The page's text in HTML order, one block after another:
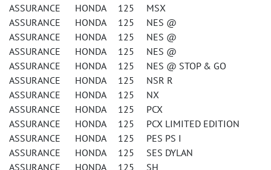
ASSURANCE HONDA 125 MSX
ASSURANCE HONDA 125 NES @
ASSURANCE HONDA 125 NES @
ASSURANCE HONDA 125 NES @
ASSURANCE HONDA 125 NES @ STOP & GO
ASSURANCE HONDA 125 NSR R
ASSURANCE HONDA 125 NX
ASSURANCE HONDA 125 PCX
ASSURANCE HONDA 125 PCX LIMITED EDITION
ASSURANCE HONDA 125 PES PS I
ASSURANCE HONDA 125 SES DYLAN
ASSURANCE HONDA 125 SH